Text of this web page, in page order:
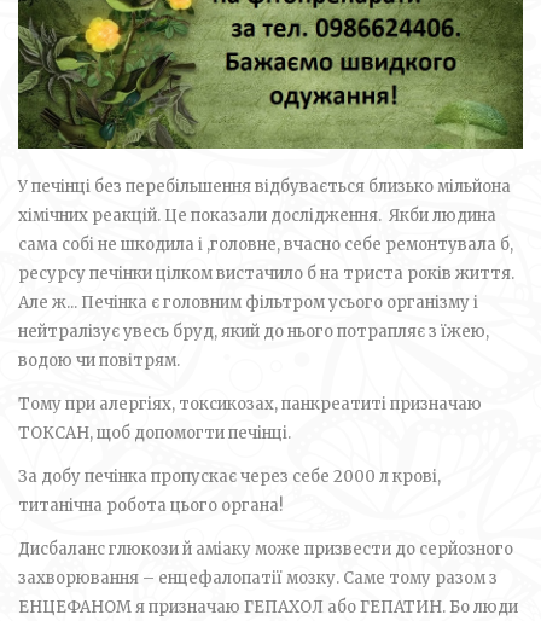
У печінці без перебільшення відбувається близько мільйона
хімічних реакцій. Це показали дослідження. Якби людина
сама собі не шкодила і ,головне, вчасно себе ремонтувала б,
ресурсу печінки цілком вистачило б на триста років життя.
Але ж... Печінка є головним фільтром усього організму і
нейтралізує увесь бруд, який до нього потрапляє з їжею,
водою чи повітрям.
Тому при алергіях, токсикозах, панкреатиті призначаю
ТОКСАН, щоб допомогти печінці.
За добу печінка пропускає через себе 2000 л крові,
титанічна робота цього органа!
Дисбаланс глюкози й аміаку може призвести до серйозного
захворювання – енцефалопатії мозку. Саме тому разом з
ЕНЦЕФАНОМ я призначаю ГЕПАХОЛ або ГЕПАТИН. Бо люди